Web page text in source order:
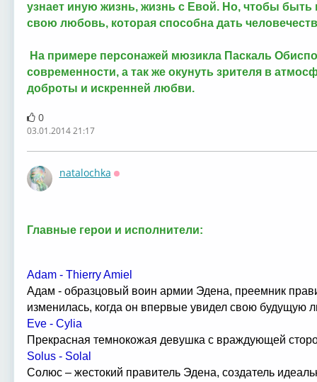
узнает иную жизнь, жизнь с Евой. Но, чтобы быть
свою любовь, которая способна дать
На примере персонажей мюзикла Паскаль
современности, а так же окунуть зрителя в
доброты и искренней любви.
0
03.01.2014 21:17
natalochka
Главные герои и исполнители:
Adam - Thierry Amiel
Адам - образцовый воин армии Эдена, преемник
изменилась, когда он впервые увидел свою будущую
Eve - Cylia
Прекрасная темнокожая девушка с враждующей
Solus - Solal
Солюс – жестокий правитель Эдена, создатель